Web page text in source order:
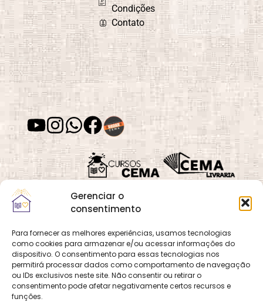
Gerenciar o
consentimento
Para fornecer as melhores experiências, usamos tecnologias
como cookies para armazenar e/ou acessar informações do
dispositivo. O consentimento para essas tecnologias nos
permitirá processar dados como comportamento de navegação
ou IDs exclusivos neste site. Não consentir ou retirar o
consentimento pode afetar negativamente certos recursos e
funções.
Depressão
Desafios e
Superação
Desenvolvimento
de Habilidades
Desenvolvimento
Espiritual
Desenvolvimento
Moral
Desvios
Espirituais
Dia das Mães
Condições
Contato
Quadra 02, Lote 16,
Vila Vicentina,
Planaltina, Brasília-
DF. CEP 73.320-140
OCemaneté um site
que pertence e é gerido
pelo CEMA, assim